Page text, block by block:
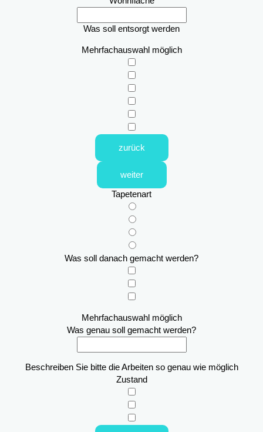
Was soll entsorgt werden
Mehrfachauswahl möglich
zurück
weiter
Tapetenart
Was soll danach gemacht werden?
Mehrfachauswahl möglich
Was genau soll gemacht werden?
Beschreiben Sie bitte die Arbeiten so genau wie möglich
Zustand